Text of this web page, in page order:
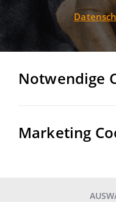
Awards"
Notwendige
Marketing